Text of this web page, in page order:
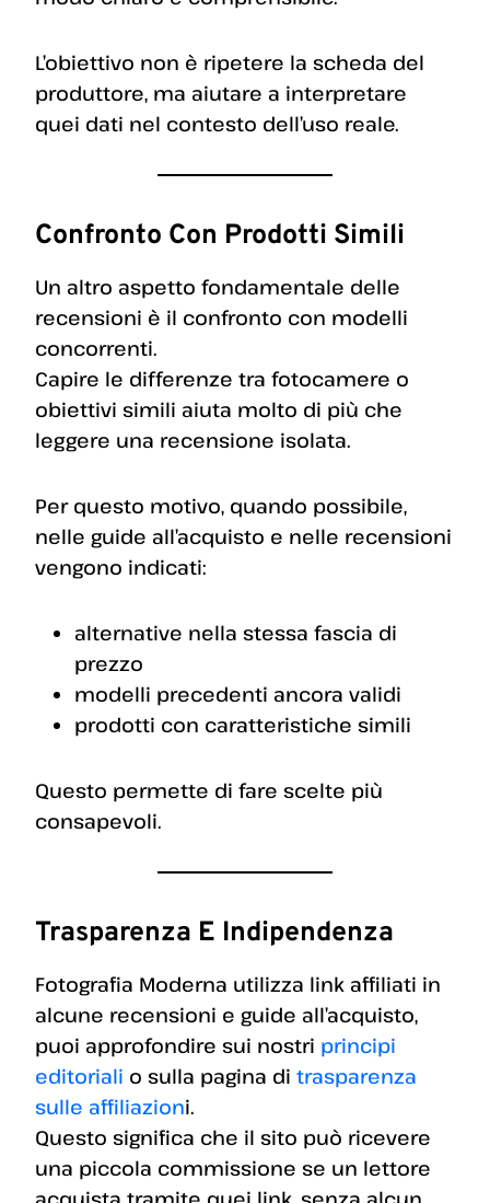
L’obiettivo non è ripetere la scheda del
produttore, ma aiutare a interpretare
quei dati nel contesto dell’uso reale.
Confronto Con Prodotti Simili
Un altro aspetto fondamentale delle
recensioni è il confronto con modelli
concorrenti.
Capire le differenze tra fotocamere o
obiettivi simili aiuta molto di più che
leggere una recensione isolata.
Per questo motivo, quando possibile,
nelle guide all’acquisto e nelle recensioni
vengono indicati:
alternative nella stessa fascia di
prezzo
modelli precedenti ancora validi
prodotti con caratteristiche simili
Questo permette di fare scelte più
consapevoli.
Trasparenza E Indipendenza
Fotografia Moderna utilizza link affiliati in
alcune recensioni e guide all’acquisto,
puoi approfondire sui nostri principi
editoriali o sulla pagina di trasparenza
sulle affiliazioni.
Questo significa che il sito può ricevere
una piccola commissione se un lettore